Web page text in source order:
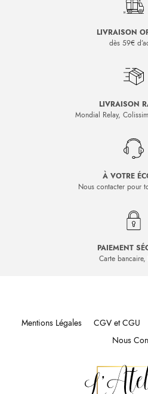
LIVRAISON
dès 59€
LIVRAISON
Mondial Relay,
À VOTRE
Nous contacter pour
PAIEMENT
Carte bancaire,
Mentions Légales CGV et CGU
Nous